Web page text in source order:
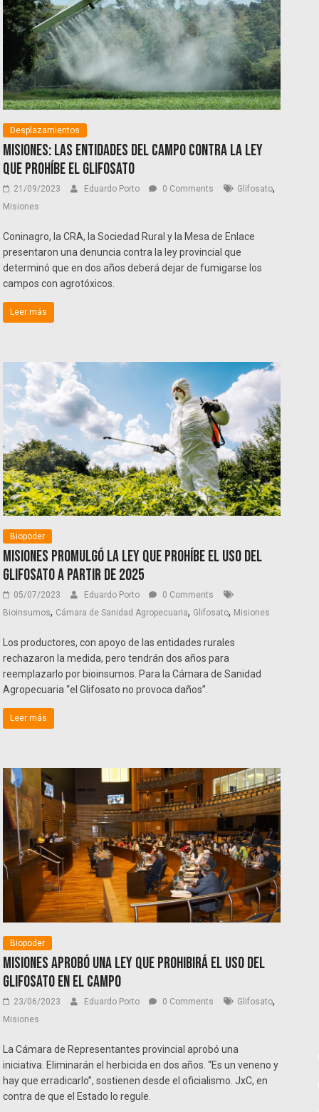
Desplazamientos
Misiones: Las entidades del campo contra la ley
que prohíbe el Glifosato
21/09/2023 Eduardo Porto 0 Comments Glifosato,
Misiones
Coninagro, la CRA, la Sociedad Rural y la Mesa de Enlace
presentaron una denuncia contra la ley provincial que
determinó que en dos años deberá dejar de fumigarse los
campos con agrotóxicos.
Leer más
Biopoder
Misiones promulgó la ley que prohíbe el uso del
Glifosato a partir de 2025
05/07/2023 Eduardo Porto
0 Comments
Bioinsumos, Cámara de Sanidad Agropecuaria, Glifosato, Misiones
Los productores, con apoyo de las entidades rurales
rechazaron la medida, pero tendrán dos años para
reemplazarlo por bioinsumos. Para la Cámara de Sanidad
Agropecuaria “el Glifosato no provoca daños”.
Leer más
Biopoder
Misiones aprobó una ley que prohibirá el uso del
glifosato en el campo
23/06/2023 Eduardo Porto 0 Comments Glifosato,
Misiones
La Cámara de Representantes provincial aprobó una
iniciativa. Eliminarán el herbicida en dos años. “Es un veneno y
hay que erradicarlo”, sostienen desde el oficialismo. JxC, en
contra de que el Estado lo regule.